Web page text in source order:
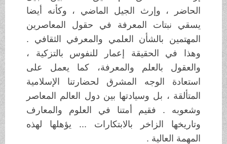
الحاضر ، وإرث الجيل الماضي ، وكأنه أيضا
يسقي نبتات المعرفة في حقول المعاصرين
المهتمين بالشأن العلمي والمعرفي الثقافي .
وهذا في الحقيقة إعمار للنفوس بالتزكية ،
والعقول بالعلم والمعرفة، كما يعمل على
استعادة الوجه المشرق لحضارتنا الإسلامية
المتألقة ، بل وسيادتها بين دول العالم المعاصر
وشعوبه . فقيم أمتنا في العلوم والمعارف
وتاريخها الزاخر بالابتكارات ... يؤهلها لهذه
المهمة العالية .